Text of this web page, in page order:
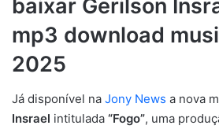
baixar Gerilson
mp3 download
2025
Já disponível na Jony News a nova
Insrael intitulada “Fogo”, uma